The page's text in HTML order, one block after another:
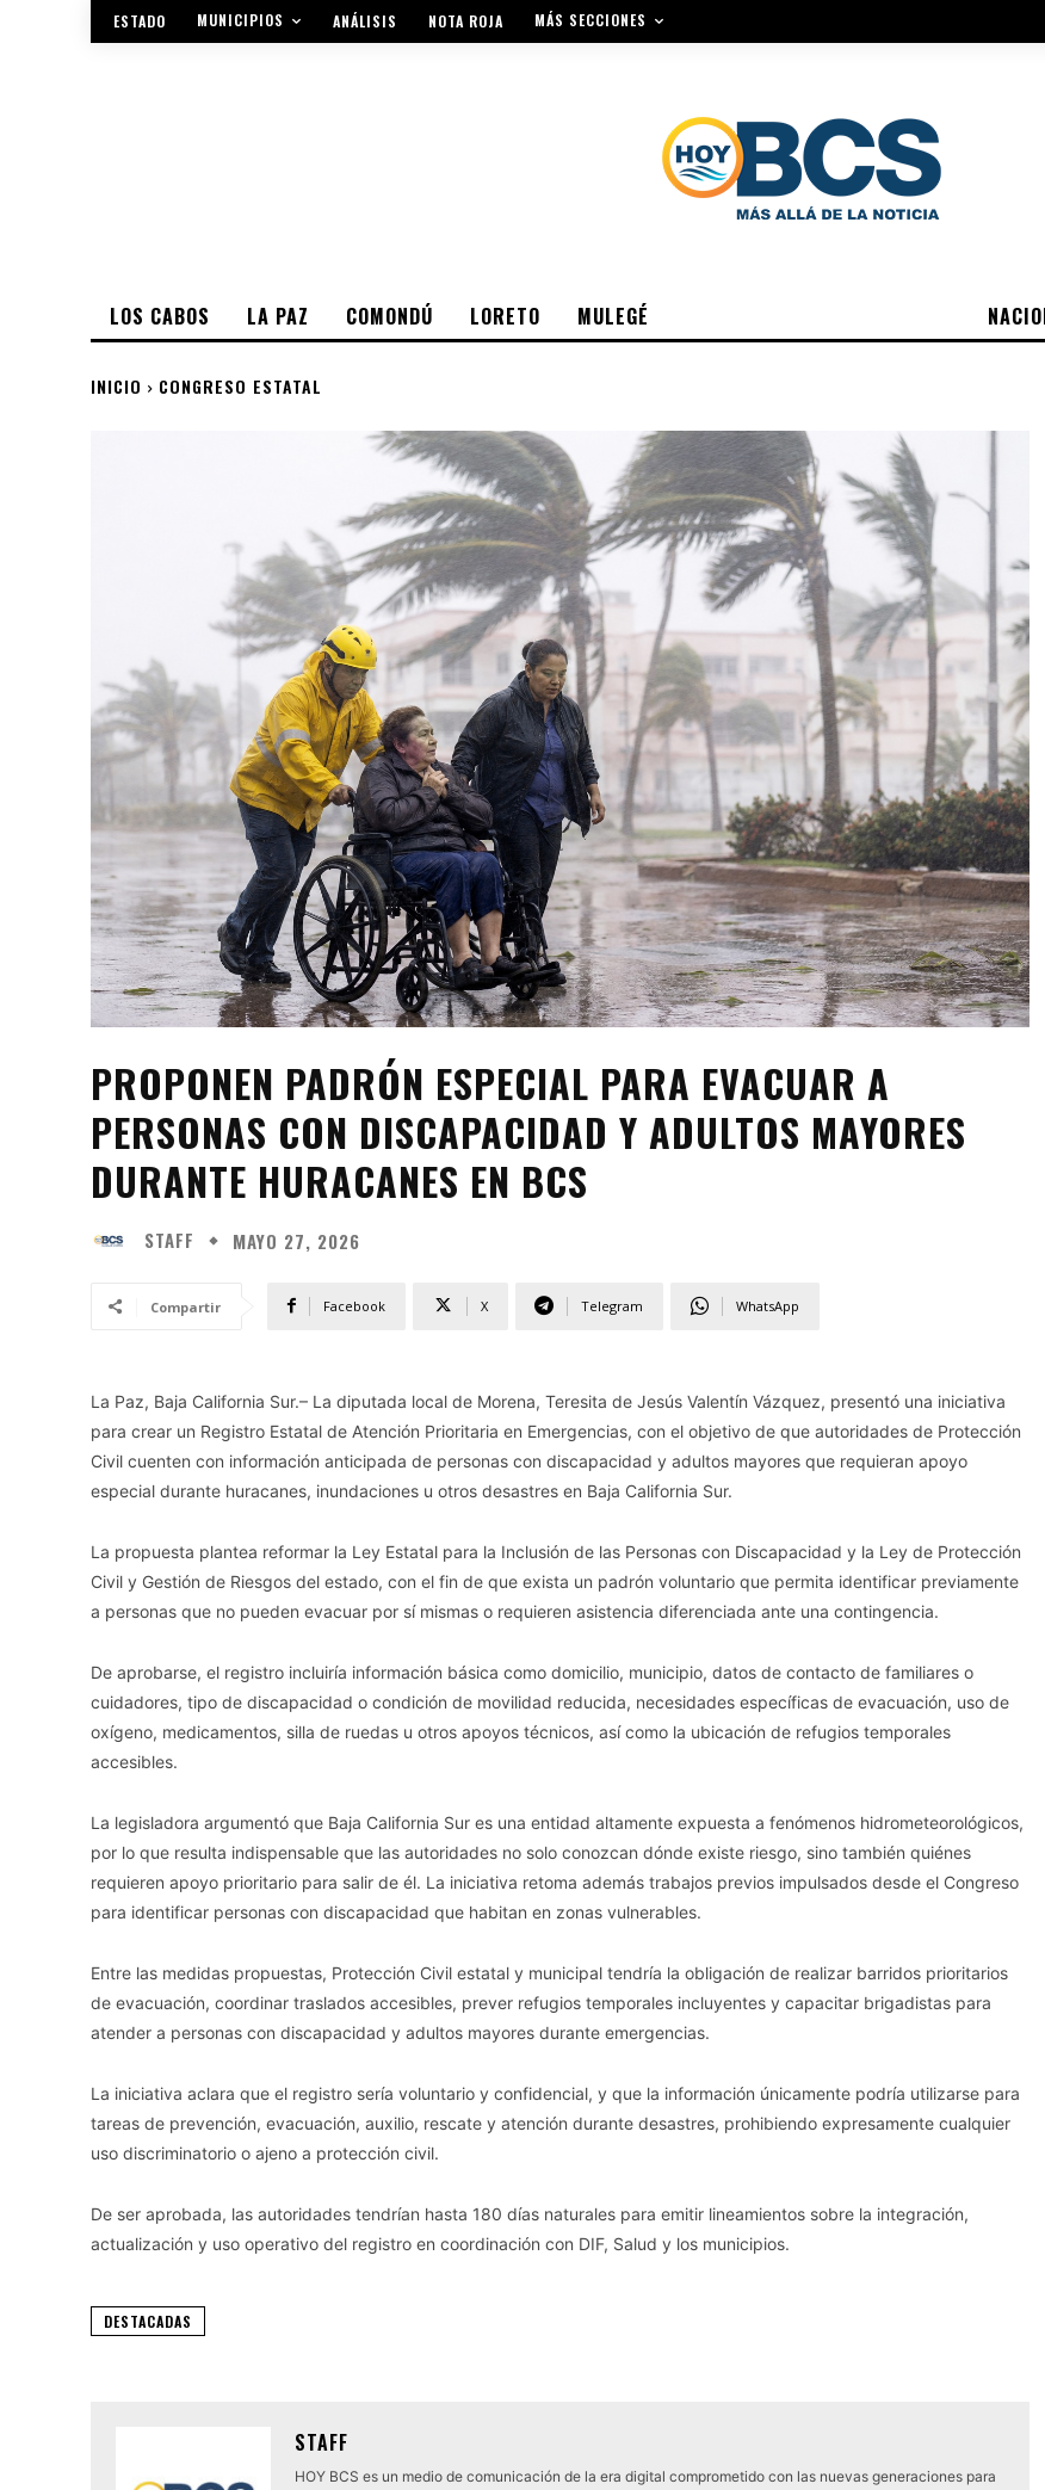
ESTADO MUNICIPIOS ANÁLISIS NOTA ROJA MÁS SECCIONES
LOS CABOS LA PAZ COMONDÚ LORETO MULEGÉ
INICIO CONGRESO ESTATAL
PROPONEN PADRÓN ESPECIAL PARA EVACUAR A
PERSONAS CON DISCAPACIDAD Y ADULTOS MAYORES
DURANTE HURACANES EN BCS
STAFF MAYO 27, 2026
Compartir Facebook X Telegram WhatsApp
La Paz, Baja California Sur.– La diputada local de Morena, Teresita de Jesús Valentín Vázquez, presentó una iniciativa
para crear un Registro Estatal de Atención Prioritaria en Emergencias, con el objetivo de que autoridades de Protección
Civil cuenten con información anticipada de personas con discapacidad y adultos mayores que requieran apoyo
especial durante huracanes, inundaciones u otros desastres en Baja California Sur.
La propuesta plantea reformar la Ley Estatal para la Inclusión de las Personas con Discapacidad y la Ley de Protección
Civil y Gestión de Riesgos del estado, con el fin de que exista un padrón voluntario que permita identificar previamente
a personas que no pueden evacuar por sí mismas o requieren asistencia diferenciada ante una contingencia.
De aprobarse, el registro incluiría información básica como domicilio, municipio, datos de contacto de familiares o
cuidadores, tipo de discapacidad o condición de movilidad reducida, necesidades específicas de evacuación, uso de
oxígeno, medicamentos, silla de ruedas u otros apoyos técnicos, así como la ubicación de refugios temporales
accesibles.
La legisladora argumentó que Baja California Sur es una entidad altamente expuesta a fenómenos hidrometeorológicos,
por lo que resulta indispensable que las autoridades no solo conozcan dónde existe riesgo, sino también quiénes
requieren apoyo prioritario para salir de él. La iniciativa retoma además trabajos previos impulsados desde el Congreso
para identificar personas con discapacidad que habitan en zonas vulnerables.
Entre las medidas propuestas, Protección Civil estatal y municipal tendría la obligación de realizar barridos prioritarios
de evacuación, coordinar traslados accesibles, prever refugios temporales incluyentes y capacitar brigadistas para
atender a personas con discapacidad y adultos mayores durante emergencias.
La iniciativa aclara que el registro sería voluntario y confidencial, y que la información únicamente podría utilizarse para
tareas de prevención, evacuación, auxilio, rescate y atención durante desastres, prohibiendo expresamente cualquier
uso discriminatorio o ajeno a protección civil.
De ser aprobada, las autoridades tendrían hasta 180 días naturales para emitir lineamientos sobre la integración,
actualización y uso operativo del registro en coordinación con DIF, Salud y los municipios.
DESTACADAS
STAFF
HOY BCS es un medio de comunicación de la era digital comprometido con las nuevas generaciones para